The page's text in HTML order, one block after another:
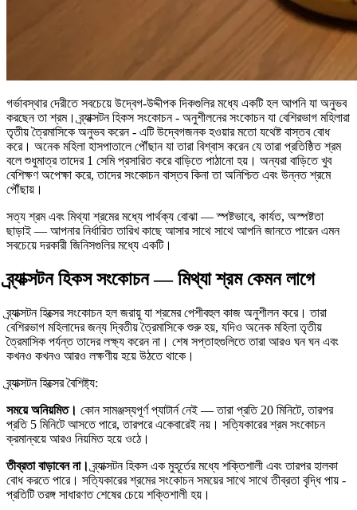
গর্ভাবস্থার দেরীতে সবচেয়ে উদ্বেগ-উদ্দীপক দিকগুলির মধ্যে একটি হল আপনি যা অনুভব
করছেন তা শ্রম। ব্র্যাক্সটন হিকস সংকোচন - অনুশীলনের সংকোচন যা বেশিরভাগ মহিলারা
তৃতীয় ত্রৈমাসিকে অনুভব করেন - এটি উদ্বেগজনক হওয়ার মতো যথেষ্ট বাস্তব বোধ
করে। অনেক মহিলা হাসপাতালে পৌঁছান যা তারা বিশ্বাস করেন যে তারা প্রতিষ্ঠিত শ্রম
বলে শুধুমাত্র তাদের 1 সেমি প্রসারিত করে বাড়িতে পাঠানো হয়। অন্যরা বাড়িতে খুব
বেশিক্ষণ অপেক্ষা করে, তাদের সংকোচন বাস্তব কিনা তা অনিশ্চিত এবং উন্নত শ্রমে
পৌঁছায়।
সত্য শ্রম এবং মিথ্যা শ্রমের মধ্যে পার্থক্য বোঝা — স্পষ্টভাবে, কার্যত, অস্পষ্টতা
ছাড়াই — আপনার নির্ধারিত তারিখ কাছে আসার সাথে সাথে আপনি জানতে পারেন এমন
সবচেয়ে দরকারী জিনিসগুলির মধ্যে একটি।
ব্র্যাক্সটন হিকস সংকোচন — মিথ্যা শ্রম কেমন লাগে
ব্র্যাক্সটন হিক্সের সংকোচন হল জরায়ু যা শ্রমের পেশীবহুল কাজ অনুশীলন করে। তারা
বেশিরভাগ মহিলাদের জন্য দ্বিতীয় ত্রৈমাসিকে শুরু হয়, যদিও অনেক মহিলা তৃতীয়
ত্রৈমাসিক পর্যন্ত তাদের লক্ষ্য করেন না। শেষ সপ্তাহগুলিতে তারা আরও ঘন ঘন এবং
কখনও কখনও আরও লক্ষণীয় হয়ে উঠতে থাকে।
ব্র্যাক্সটন হিক্সের বৈশিষ্ট্য:
সময়ে অনিয়মিত। কোন সামঞ্জস্যপূর্ণ প্যাটার্ন নেই — তারা প্রতি 20 মিনিটে, তারপর
প্রতি 5 মিনিটে আসতে পারে, তারপরে একেবারেই নয়। সত্যিকারের শ্রম সংকোচন
ক্রমান্বয়ে আরও নিয়মিত হয়ে ওঠে।
তীব্রতা বাড়াবেন না।ব্র্যাক্সটন হিকস এক মুহূর্তের মধ্যে শক্তিশালী এবং তারপর হালকা
বোধ করতে পারে। সত্যিকারের শ্রমের সংকোচন সময়ের সাথে সাথে তীব্রতা বৃদ্ধি পায় -
প্রতিটি তরঙ্গ সাধারণত শেষের চেয়ে শক্তিশালী হয়।